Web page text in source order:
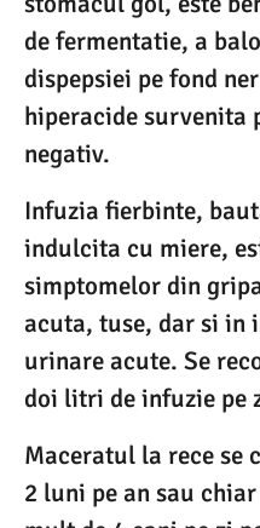
de fermentatie, a
dispepsiei pe fond
hiperacide survenita
negativ.
Infuzia fierbinte,
indulcita cu miere,
simptomelor din
acuta, tuse, dar si in
urinare acute. Se
doi litri de infuzie pe
Maceratul la rece se
2 luni pe an sau